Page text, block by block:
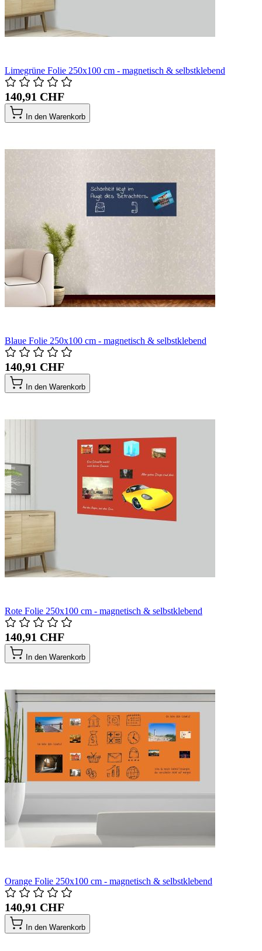
Limegrüne Folie 250x100 cm - magnetisch & selbstklebend
140,91 CHF
In den Warenkorb
Blaue Folie 250x100 cm - magnetisch & selbstklebend
140,91 CHF
In den Warenkorb
Rote Folie 250x100 cm - magnetisch & selbstklebend
140,91 CHF
In den Warenkorb
Orange Folie 250x100 cm - magnetisch & selbstklebend
140,91 CHF
In den Warenkorb